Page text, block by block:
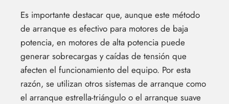
Es importante destacar que, aunque este método
de arranque es efectivo para motores de baja
potencia, en motores de alta potencia puede
generar sobrecargas y caídas de tensión que
afecten el funcionamiento del equipo. Por esta
razón, se utilizan otros sistemas de arranque como
el arranque estrella-triángulo o el arranque suave